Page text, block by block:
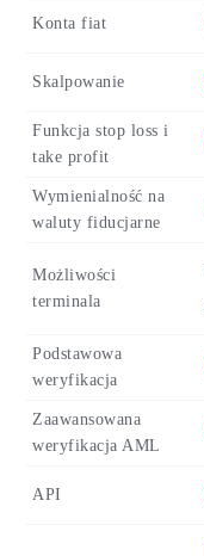
Konta fiat
Skalpowanie
Funkcja stop loss i
take profit
Wymienialność na
waluty fiducjarne
Możliwości
terminala
Podstawowa
weryfikacja
Zaawansowana
weryfikacja AML
API